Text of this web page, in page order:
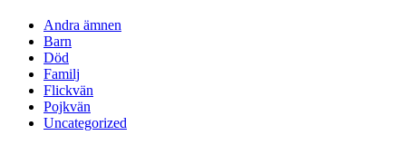
Andra ämnen
Barn
Död
Familj
Flickvän
Pojkvän
Uncategorized